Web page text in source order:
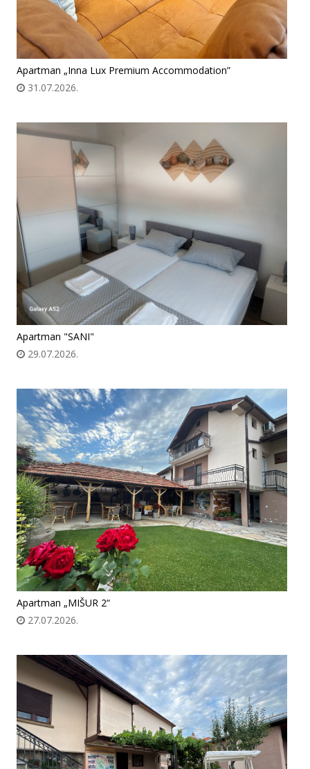
Apartman „Inna Lux Premium Accommodation”
31.07.2026.
Apartman "SANI"
29.07.2026.
Apartman „MIŠUR 2“
27.07.2026.